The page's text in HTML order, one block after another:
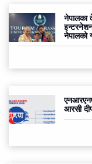
नेपालका
नेपालको
आरसी